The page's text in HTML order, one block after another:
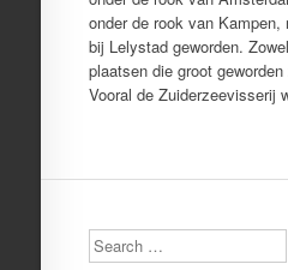
onder de rook van
bij Lelystad geworden.
plaatsen die groot
Vooral de Zuiderzeevisserij
Search